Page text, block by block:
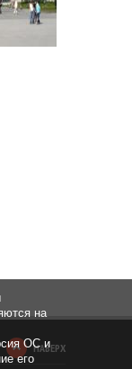
НАВЕРХ
на
ОС и
его